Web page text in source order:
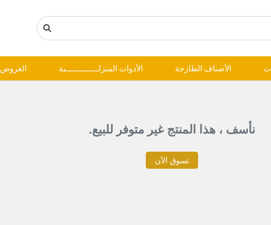
الأصناف الطازجة الأدوات المنزلـــــــــــــية العروض
نأسف ، هذا المنتج غير متوفر للبيع.
تسوق الآن